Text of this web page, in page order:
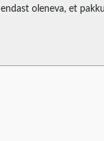
endast oleneva, et